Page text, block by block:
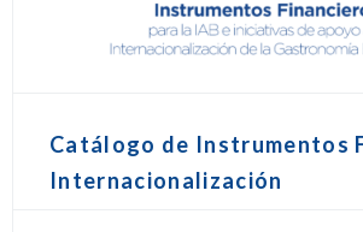
Catálogo de Instrumentos
Internacionalización